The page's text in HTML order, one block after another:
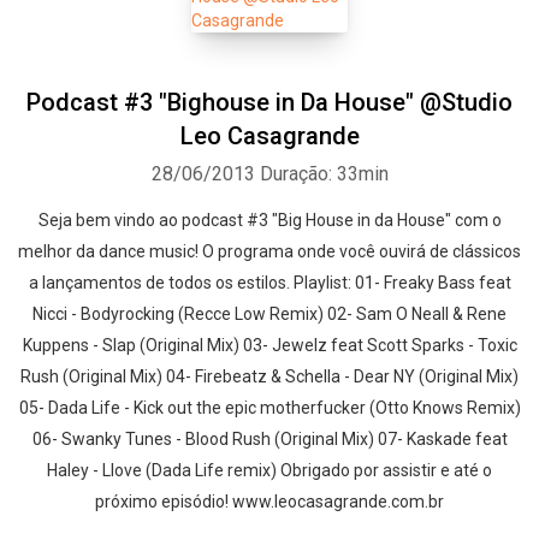
Podcast #3 "Bighouse in Da House" @Studio
Leo Casagrande
28/06/2013 Duração: 33min
Seja bem vindo ao podcast #3 "Big House in da House" com o
melhor da dance music! O programa onde você ouvirá de clássicos
a lançamentos de todos os estilos. Playlist: 01- Freaky Bass feat
Nicci - Bodyrocking (Recce Low Remix) 02- Sam O Neall & Rene
Kuppens - Slap (Original Mix) 03- Jewelz feat Scott Sparks - Toxic
Rush (Original Mix) 04- Firebeatz & Schella - Dear NY (Original Mix)
05- Dada Life - Kick out the epic motherfucker (Otto Knows Remix)
06- Swanky Tunes - Blood Rush (Original Mix) 07- Kaskade feat
Haley - Llove (Dada Life remix) Obrigado por assistir e até o
próximo episódio! www.leocasagrande.com.br